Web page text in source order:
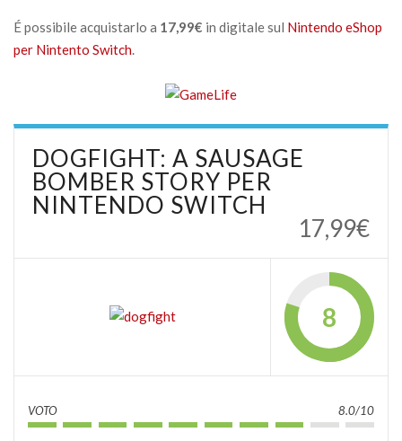
É possibile acquistarlo a 17,99€ in digitale sul Nintendo eShop
per Nintento Switch.
DOGFIGHT: A SAUSAGE
BOMBER STORY PER
NINTENDO SWITCH
17,99€
8
VOTO 8.0/10